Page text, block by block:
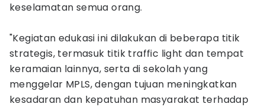
keselamatan semua orang.
‎"Kegiatan edukasi ini dilakukan di beberapa titik
strategis, termasuk titik traffic light dan tempat
keramaian lainnya, serta di sekolah yang
menggelar MPLS, dengan tujuan meningkatkan
kesadaran dan kepatuhan masyarakat terhadap